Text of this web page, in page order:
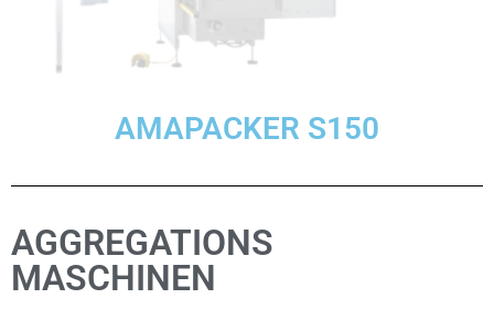
AMAPACKER S150
AGGREGATIONS
MASCHINEN